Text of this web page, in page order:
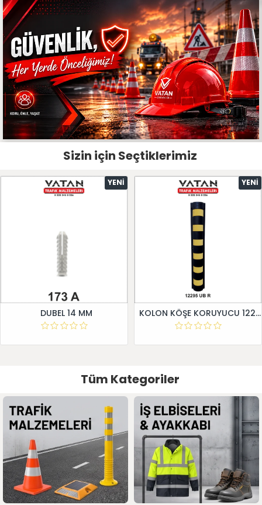
Sizin için Seçtiklerimiz
YENI
DUBEL 14 MM
YENI
KOLON KÖŞE KORUYUCU 12295 UB R
Tüm Kategoriler